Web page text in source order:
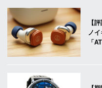
【
ノ
「